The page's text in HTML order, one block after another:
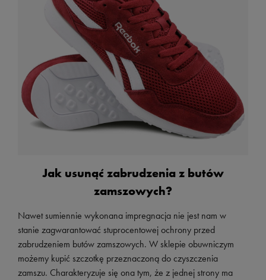
Jak usunąć zabrudzenia z butów
zamszowych?
Nawet sumiennie wykonana impregnacja nie jest nam w
stanie zagwarantować stuprocentowej ochrony przed
zabrudzeniem butów zamszowych. W sklepie obuwniczym
możemy kupić szczotkę przeznaczoną do czyszczenia
zamszu. Charakteryzuje się ona tym, że z jednej strony ma